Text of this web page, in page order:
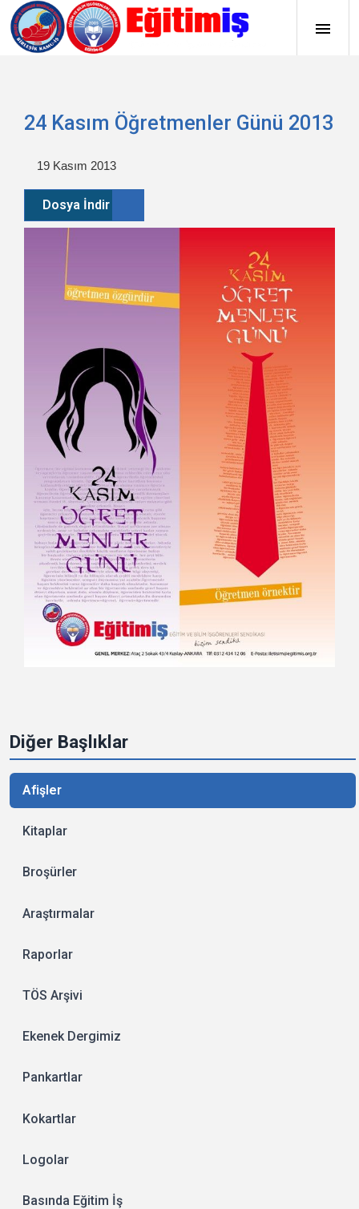
Diğer Başlıklar
Afişler
Kitaplar
Broşürler
Araştırmalar
Raporlar
TÖS Arşivi
Ekenek Dergimiz
Pankartlar
Kokartlar
Logolar
Basında Eğitim İş
24 Kasım Öğretmenler Günü 2013
19 Kasım 2013
Dosya İndir